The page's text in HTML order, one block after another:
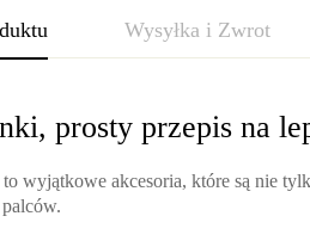
Wysyłka i Zwrot
prosty przepis na
wyjątkowe akcesoria, które są nie